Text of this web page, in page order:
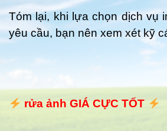
Tóm lại, khi lựa chọn dịch vụ
yêu cầu, bạn nên xem xét kỹ
rửa ảnh GIÁ CỰC TỐT